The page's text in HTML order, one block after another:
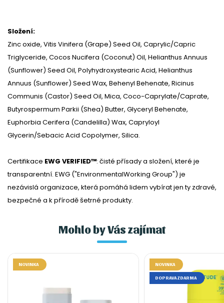
Složení:
Zinc oxide, Vitis Vinifera (Grape) Seed Oil, Caprylic/Capric
Triglyceride, Cocos Nucifera (Coconut) Oil, Helianthus Annuus
(Sunflower) Seed Oil, Polyhydroxystearic Acid, Helianthus
Annuus (Sunflower) Seed Wax, Behenyl Behenate, Ricinus
Communis (Castor) Seed Oil, Mica, Coco-Caprylate/Caprate,
Butyrospermum Parkii (Shea) Butter, Glyceryl Behenate,
Euphorbia Cerifera (Candelilla) Wax, Capryloyl
Glycerin/Sebacic Acid Copolymer, Silica.
Certifikace EWG VERIFIED™: čisté přísady a složení, které je
transparentní. EWG ("EnvironmentalWorking Group") je
nezávislá organizace, která pomáhá lidem vybírat jen ty zdravé,
bezpečné a k přírodě šetrné produkty.
Mohlo by Vás zajímat
NOVINKA NOVINKA
DOPRAVA ZDARMA